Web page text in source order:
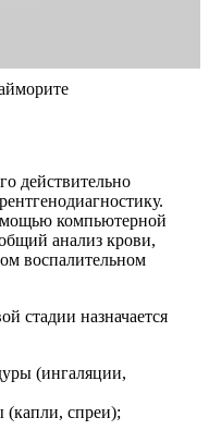
действительно
компьютерной
анализ крови,
воспалительном
стадии назначается
(ингаляции,
(капли, спреи);